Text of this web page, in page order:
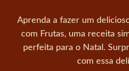
Aprenda a fazer um
com Frutas, uma receita
perfeita para o Natal.
com essa